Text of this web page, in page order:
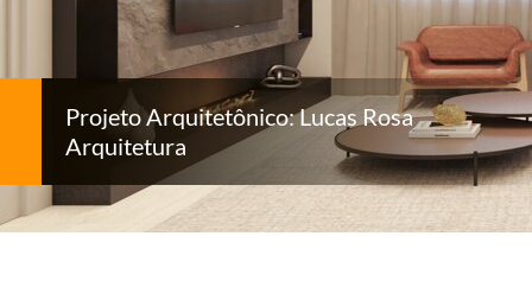
Projeto Arquitetônico: Lucas Rosa
Arquitetura